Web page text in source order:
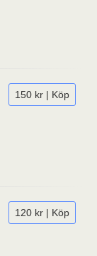
150 kr | Köp
120 kr | Köp